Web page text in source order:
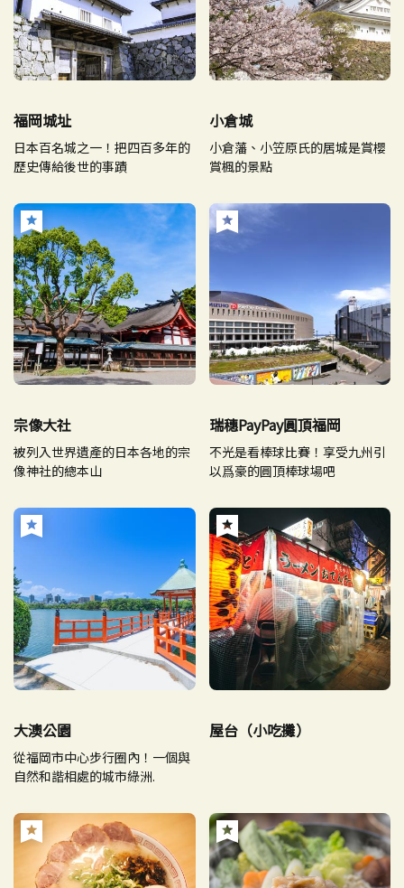
福岡城址
日本百名城之一！把四百多年的
歷史傳給後世的事蹟
小倉城
小倉藩、小笠原氏的居城是賞櫻
賞楓的景點
宗像大社
被列入世界遺產的日本各地的宗
像神社的總本山
瑞穗PayPay圓頂福岡
不光是看棒球比賽！享受九州引
以爲豪的圓頂棒球場吧
大澳公園
從福岡市中心步行圈內！一個與
自然和諧相處的城市綠洲.
屋台（小吃攤）